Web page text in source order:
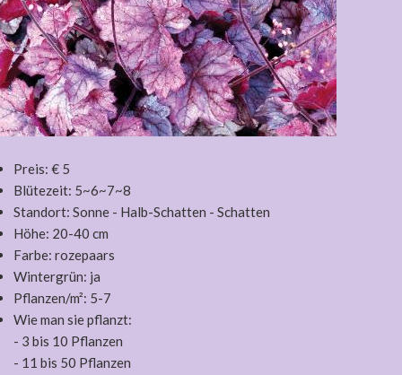
Preis: € 5
Blütezeit: 5~6~7~8
Standort: Sonne - Halb-Schatten - Schatten
Höhe: 20-40 cm
Farbe: rozepaars
Wintergrün: ja
Pflanzen/m²: 5-7
Wie man sie pflanzt:
- 3 bis 10 Pflanzen
- 11 bis 50 Pflanzen